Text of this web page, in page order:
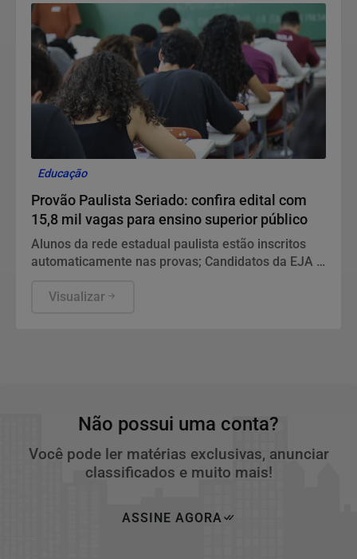
Educação
Provão Paulista Seriado: confira edital com
15,8 mil vagas para ensino superior público
Alunos da rede estadual paulista estão inscritos
automaticamente nas provas; Candidatos da EJA e
se inscrever no exame até o dia 19 de agosto
Visualizar
Não possui uma conta?
Você pode ler matérias exclusivas, anunciar
classificados e muito mais!
ASSINE AGORA